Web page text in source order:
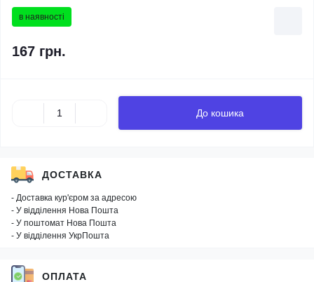
в наявності
167 грн.
До кошика
ДОСТАВКА
- Доставка кур'єром за адресою
- У відділення Нова Пошта
- У поштомат Нова Пошта
- У відділення УкрПошта
ОПЛАТА